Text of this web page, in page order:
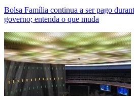
Bolsa Família continua a ser pago
governo; entenda o que muda